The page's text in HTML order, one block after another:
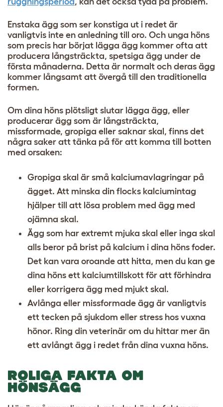
Enstaka ägg som ser konstiga ut i redet är
vanligtvis inte en anledning till oro. Och unga höns
som precis har börjat lägga ägg kommer ofta att
producera långsträckta, spetsiga ägg under de
första månaderna. Detta är normalt och deras ägg
kommer långsamt att övergå till den traditionella
formen.
Om dina höns plötsligt slutar lägga ägg, eller
producerar ägg som är långsträckta,
missformade, gropiga eller saknar skal, finns det
några saker att tänka på för att komma till botten
med orsaken:
Gropiga skal är små kalciumavlagringar på
ägget. Att minska din flocks kalciumintag
hjälper till att lösa problem med ägg med
ojämna skal.
Ägg som har extremt mjuka skal eller inga skal
alls beror på brist på kalcium i dina höns foder.
Det kan vara oroande att hitta, men du kan ge
dina höns ett kalciumtillskott för att förhindra
eller korrigera ägg med mjukt skal.
Avlånga eller missformade ägg är vanligtvis
ett tecken på sjukdom eller stress hos vuxna
hönor. Ring din veterinär om du hittar mer än
ett avlångt ägg i redet från dina vuxna höns.
ROLIGA FAKTA OM
HÖNSÄGG